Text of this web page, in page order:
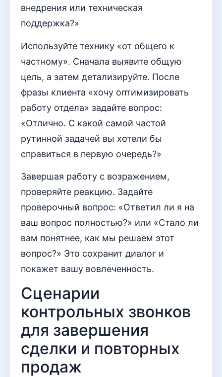
внедрения или техническая
поддержка?»
Используйте технику «от общего к
частному». Сначала выявите общую
цель, а затем детализируйте. После
фразы клиента «хочу оптимизировать
работу отдела» задайте вопрос:
«Отлично. С какой самой частой
рутинной задачей вы хотели бы
справиться в первую очередь?»
Завершая работу с возражением,
проверяйте реакцию. Задайте
проверочный вопрос: «Ответил ли я на
ваш вопрос полностью?» или «Стало ли
вам понятнее, как мы решаем этот
вопрос?» Это сохранит диалог и
покажет вашу вовлеченность.
Сценарии
контрольных звонков
для завершения
сделки и повторных
продаж